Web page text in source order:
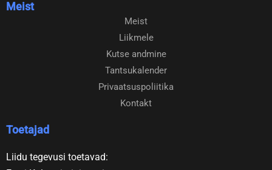
Meist
Meist
Liikmele
Kutse andmine
Tantsukalender
Privaatsuspoliitika
Kontakt
Toetajad
Liidu tegevusi toetavad: